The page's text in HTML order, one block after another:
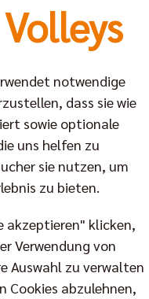
notwendige
dass sie wie
sowie optionale
uns helfen zu
sie nutzen, um
zu bieten.
akzeptieren" klicken,
Verwendung von
Auswahl zu verwalten
Cookies abzulehnen,